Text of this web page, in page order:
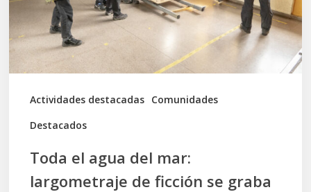
Actividades destacadas Comunidades
Destacados
de
ficción
se
graba
Toda el agua del mar:
largometraje de ficción se graba